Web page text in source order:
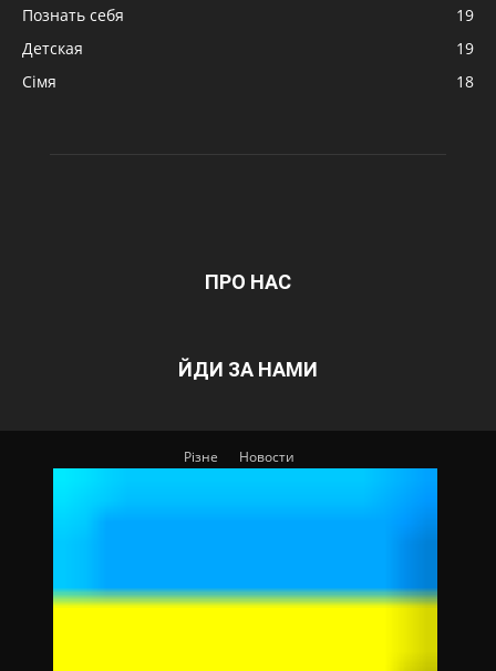
Познать себя
19
Детская
19
Сімя
18
ПРО НАС
ЙДИ ЗА НАМИ
Різне Новости